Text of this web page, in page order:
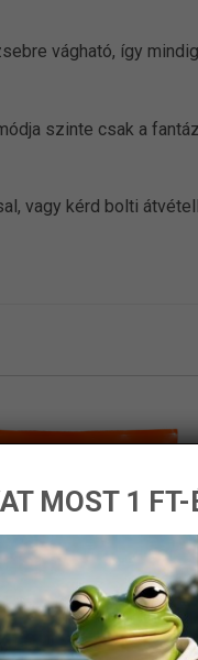
vágható, így
szinte csak a
vagy kérd bolti
MOST 1 FT-